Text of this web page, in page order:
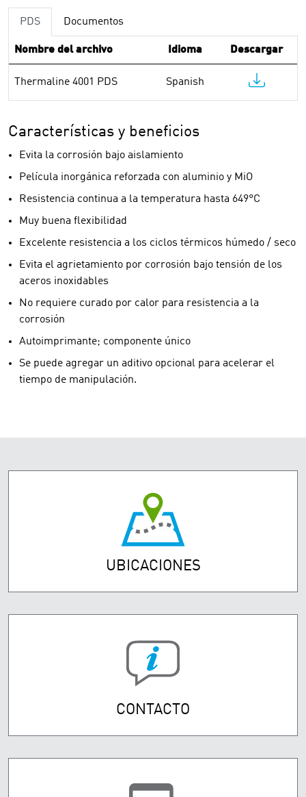
PDS Documentos
Nombre del archivo Idioma Descargar
Thermaline 4001 PDS Spanish
Características y beneficios
Evita la corrosión bajo aislamiento
Película inorgánica reforzada con aluminio y MiO
Resistencia continua a la temperatura hasta 649°C
Muy buena flexibilidad
Excelente resistencia a los ciclos térmicos húmedo / seco
Evita el agrietamiento por corrosión bajo tensión de los
aceros inoxidables
No requiere curado por calor para resistencia a la
corrosión
Autoimprimante; componente único
Se puede agregar un aditivo opcional para acelerar el
tiempo de manipulación.
UBICACIONES
CONTACTO